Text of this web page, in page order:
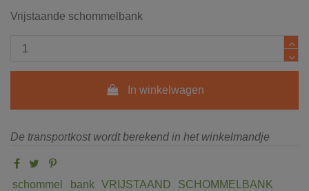
Vrijstaande schommelbank
In winkelwagen
De transportkost wordt berekend in het winkelmandje
schommel bank VRIJSTAAND SCHOMMELBANK